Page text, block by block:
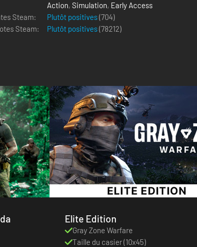
Action, Simulation, Early Access
Steam:
Plutôt positives(704)
Steam:
Plutôt positives(78212)
Elite Edition
Gray Zone Warfare
Taille du casier (10x45)